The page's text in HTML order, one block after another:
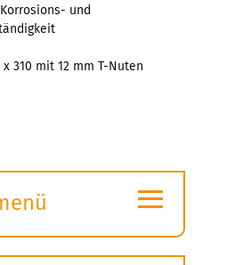
und
310 mit 12 mm T-Nuten
≡